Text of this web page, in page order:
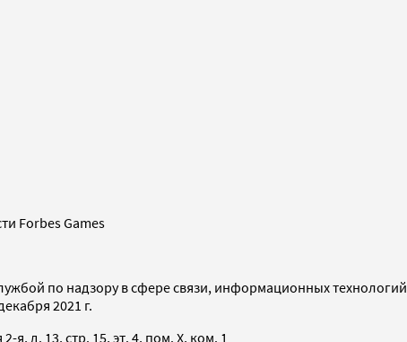
Forbes Games
по надзору в сфере связи, информационных
2021 г.
я, д. 13, стр. 15, эт. 4, пом. X, ком. 1